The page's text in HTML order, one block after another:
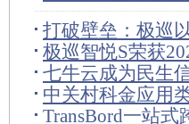
创十年新高
打破壁垒：极巡
可
极巡智悦S荣获
唯一获奖三轮产
七牛云成为民生
MaaS 落地金融权
中关村科金应用
力持续验证
TransBord一站